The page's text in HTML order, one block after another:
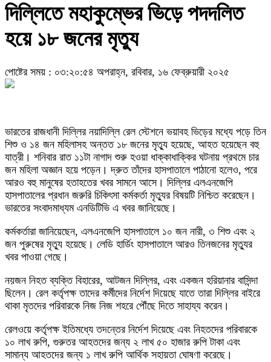
দিল্লিতে মহাকুম্ভের ভিড়ে পদদলিত
হয়ে ১৮ জনের মৃত্যু
পোষ্টের সময় : ০৩:২০:৫৪ অপরাহ্ন, রবিবার, ১৬ ফেব্রুয়ারী ২০২৫
ভারতের রাজধানী দিল্লির নয়াদিল্লি রেল স্টেশনে ভয়াবহ ভিড়ের মধ্যে পড়ে তিন
শিশু ও ১৪ জন মহিলাসহ অন্তত ১৮ জনের মৃত্যু হয়েছে, আহত হয়েছেন বহু
যাত্রী। শনিবার রাত ১১টা নাগাদ শুরু হওয়া ধাক্কাধাক্কির ঘটনায় প্রথমে চার
জন মহিলা অজ্ঞান হয়ে পড়েন। দ্রুত তাঁদের হাসপাতালে পাঠানো হলেও, পরে
আরও বহু মানুষের হতাহতের খবর সামনে আসে। দিল্লির এলএনজেপি
হাসপাতালের প্রধান জরুরি চিকিৎসা কর্মকর্তা মৃত্যুর বিষয়টি নিশ্চিত করেছেন।
ভারতের সংবাদমাধ্যম এনডিটিভি এ খবর জানিয়েছে।
কর্মকর্তারা জানিয়েছেন, এলএনজেপি হাসপাতালে ১০ জন নারী, ৩ শিশু এবং ২
জন পুরুষের মৃত্যু হয়েছে। লেডি হার্ডিং হাসপাতালে আরও তিনজনের মৃত্যুর
খবর পাওয়া গেছে।
নয়জন নিহত ব্যক্তি বিহারের, আটজন দিল্লির, এবং একজন হরিয়ানার বাসিন্দা
ছিলেন। রেল কর্তৃপক্ষ তাদের কর্মীদের নির্দেশ দিয়েছে যাতে তারা দিল্লির বাইরে
থাকা মৃতদের পরিবারকে নিজ নিজ শহরে পৌঁছে দিতে সাহায্য করেন।
রেলওয়ে কর্তৃপক্ষ ইতিমধ্যে তদন্তের নির্দেশ দিয়েছে এবং নিহতদের পরিবারকে
১০ লাখ রুপি, গুরুতর আহতদের জন্য ২ লাখ ৫০ হাজার রুপি টাকা এবং
সামান্য আহতদের জন্য ১ লাখ রুপি আর্থিক সহায়তা ঘোষণা করেছে।